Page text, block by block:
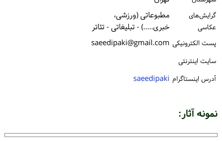
گرایش‌های
عکاسی
مطبوعاتی (ورزشی،
خبری.....) - تبلیغاتی - تئاتر
پست الكترونیكی saeedipaki@gmail.com
سایت اینترنتی
آدرس اینستاگرام saeedipaki
نمونه آثار: